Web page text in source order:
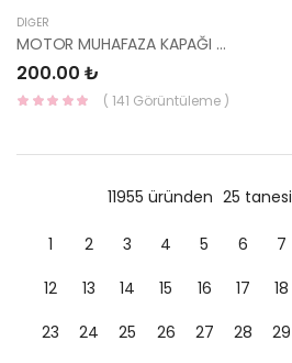
DIĞER
MOTOR MUHAFAZA KAPAĞI CİVATASI İ30 2012- 29246-3C500-HMC
200.00 ₺
( 141 Görüntüleme )
11955 üründen 25 tanesi
1 2 3 4 5 6 7
12
13 14 15 16 17 18
23
24 25 26 27 28 29